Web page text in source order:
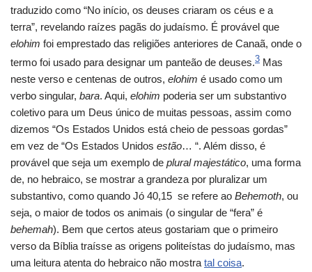
traduzido como “No início, os deuses criaram os céus e a
terra”, revelando raízes pagãs do judaísmo. É provável que
elohim foi emprestado das religiões anteriores de Canaã, onde o
termo foi usado para designar um panteão de deuses.3 Mas
neste verso e centenas de outros, elohim é usado como um
verbo singular, bara. Aqui, elohim poderia ser um substantivo
coletivo para um Deus único de muitas pessoas, assim como
dizemos “Os Estados Unidos está cheio de pessoas gordas”
em vez de “Os Estados Unidos estão… “. Além disso, é
provável que seja um exemplo de plural majestático, uma forma
de, no hebraico, se mostrar a grandeza por pluralizar um
substantivo, como quando Jó 40,15 se refere ao Behemoth, ou
seja, o maior de todos os animais (o singular de “fera” é
behemah). Bem que certos ateus gostariam que o primeiro
verso da Bíblia traísse as origens politeístas do judaísmo, mas
uma leitura atenta do hebraico não mostra tal coisa.